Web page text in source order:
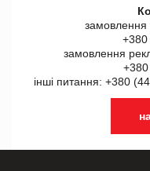
замовлення
+380
замовлення
інші питання: +380